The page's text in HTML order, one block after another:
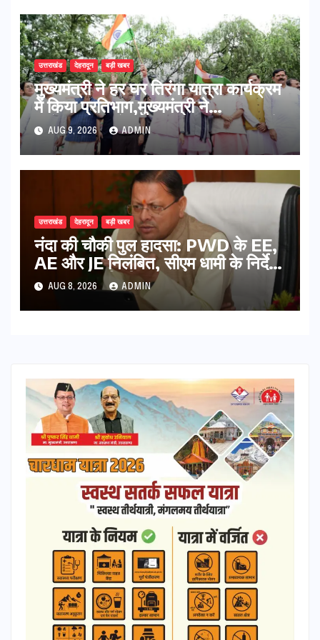
उत्तराखंड देहरादून बड़ी खबर
मुख्यमंत्री ने हर घर तिरंगा यात्रा कार्यक्रम
में किया प्रतिभाग,मुख्यमंत्री ने
प्रदेशवासियों से स्वतंत्रता दिवस पर अपने
घरों में तिरंगा फहराने का किया आवाह्न
AUG 9, 2026 ADMIN
उत्तराखंड देहरादून बड़ी खबर
नंदा की चौकी पुल हादसा: PWD के EE,
AE और JE निलंबित, सीएम धामी के निर्देश
पर सख्त कार्रवाई
AUG 8, 2026 ADMIN